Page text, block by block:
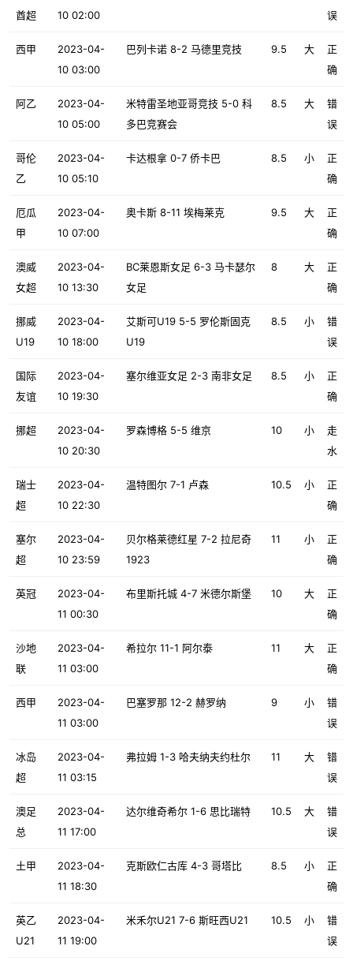
酋超
10 02:00
误
西甲
2023-04-
10 03:00
巴列卡诺 8-2 马德里竞技 9.5 大
正
确
阿乙
2023-04-
10 05:00
米特雷圣地亚哥竞技 5-0 科
多巴竞赛会
8.5 大
错
误
哥伦
乙
2023-04-
10 05:10
卡达根拿 0-7 侨卡巴 8.5 小
正
确
厄瓜
甲
2023-04-
10 07:00
奥卡斯 8-11 埃梅莱克 9.5 大
正
确
澳威
女超
2023-04-
10 13:30
BC莱恩斯女足 6-3 马卡瑟尔
女足
8 大
正
确
挪威
U19
2023-04-
10 18:00
艾斯可U19 5-5 罗伦斯固克
U19
8.5 小
错
误
国际
友谊
2023-04-
10 19:30
塞尔维亚女足 2-3 南非女足 8.5 小
正
确
挪超
2023-04-
10 20:30
罗森博格 5-5 维京 10 小
走
水
瑞士
超
2023-04-
10 22:30
温特图尔 7-1 卢森 10.5 小
正
确
塞尔
超
2023-04-
10 23:59
贝尔格莱德红星 7-2 拉尼奇
1923
11 小
正
确
英冠
2023-04-
11 00:30
布里斯托城 4-7 米德尔斯堡 10 大
正
确
沙地
联
2023-04-
11 03:00
希拉尔 11-1 阿尔泰 11 大
正
确
西甲
2023-04-
11 03:00
巴塞罗那 12-2 赫罗纳 9 小
错
误
冰岛
超
2023-04-
11 03:15
弗拉姆 1-3 哈夫纳夫约杜尔 11 大
错
误
澳足
总
2023-04-
11 17:00
达尔维奇希尔 1-6 思比瑞特 10.5 大
错
误
土甲
2023-04-
11 18:30
克斯欧仁古库 4-3 哥塔比 8.5 小
正
确
英乙
U21
2023-04-
11 19:00
米禾尔U21 7-6 斯旺西U21 10.5 小
错
误